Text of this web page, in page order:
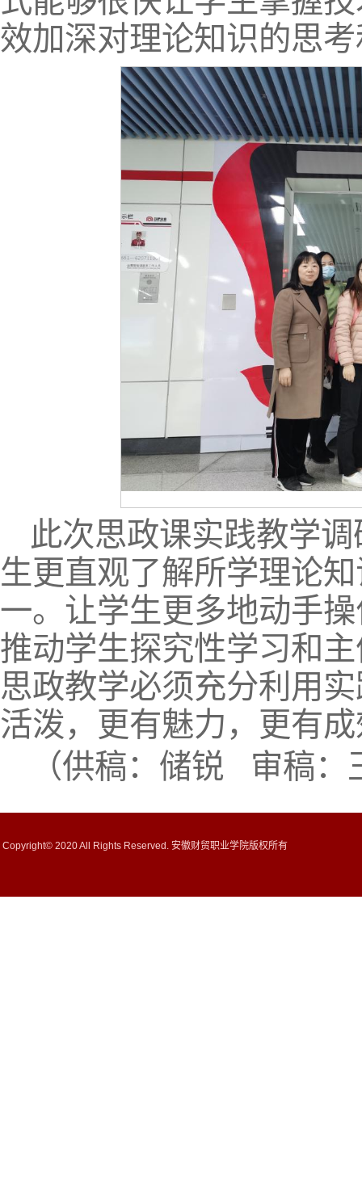
效加深对理论知识的思
此次思政课实践教学
生更直观了解所学理论
一。让学生更多地动手
推动学生探究性学习和
思政教学必须充分利用
活泼，更有魅力，更有
（供稿：储锐 审稿：
Copyright© 2020 All Rights Reserved. 安徽财贸职业学院版权所有